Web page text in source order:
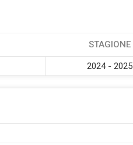
STAGIONE
2024 - 2025